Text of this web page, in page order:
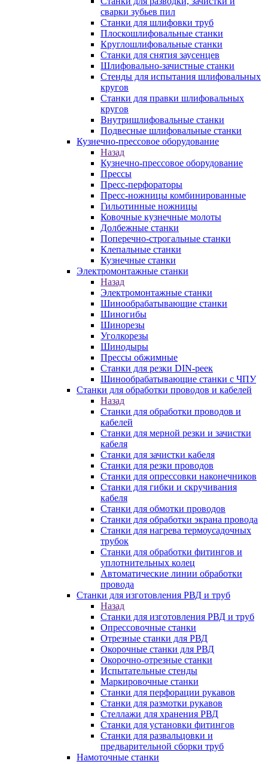
сварки зубьев пил
Станки для шлифовки труб
Плоскошлифовальные станки
Круглошлифовальные станки
Станки для снятия заусенцев
Шлифовально-зачистные станки
Стенды для испытания шлифовальных
кругов
Станки для правки шлифовальных
кругов
Внутришлифовальные станки
Подвесные шлифовальные станки
Кузнечно-прессовое оборудование
Назад
Кузнечно-прессовое оборудование
Прессы
Пресс-перфораторы
Пресс-ножницы комбинированные
Гильотинные ножницы
Ковочные кузнечные молоты
Долбежные станки
Поперечно-строгальные станки
Клепальные станки
Кузнечные станки
Электромонтажные станки
Назад
Электромонтажные станки
Шинообрабатывающие станки
Шиногибы
Шинорезы
Уголкорезы
Шинодыры
Прессы обжимные
Станки для резки DIN-реек
Шинообрабатывающие станки с ЧПУ
Станки для обработки проводов и кабелей
Назад
Станки для обработки проводов и
кабелей
Станки для мерной резки и зачистки
кабеля
Станки для зачистки кабеля
Станки для резки проводов
Станки для опрессовки наконечников
Станки для гибки и скручивания
кабеля
Станки для обмотки проводов
Станки для обработки экрана провода
Станки для нагрева термоусадочных
трубок
Станки для обработки фитингов и
уплотнительных колец
Автоматические линии обработки
провода
Станки для изготовления РВД и труб
Назад
Станки для изготовления РВД и труб
Опрессовочные станки
Отрезные станки для РВД
Окорочные станки для РВД
Окорочно-отрезные станки
Испытательные стенды
Маркировочные станки
Станки для перфорации рукавов
Станки для размотки рукавов
Стеллажи для хранения РВД
Станки для установки фитингов
Станки для развальцовки и
предварительной сборки труб
Намоточные станки